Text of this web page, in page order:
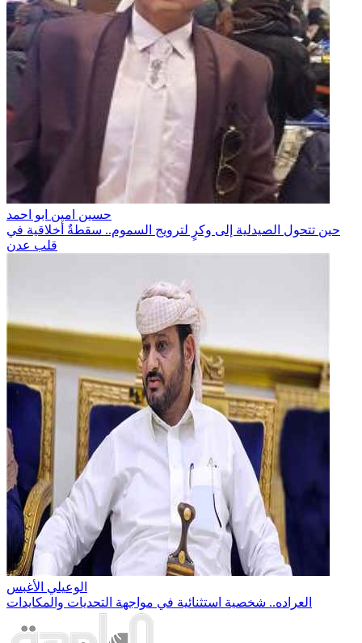
حسين امين ابو احمد
حين تتحول الصيدلية إلى وكرٍ لترويج السموم.. سقطةٌ أخلاقية في
قلب عدن
الوعيلي الأغبس
العراده.. شخصية استثنائية في مواجهة التحديات والمكايدات